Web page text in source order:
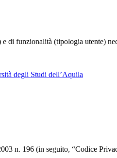
di funzionalità (tipologia utente)
degli Studi dell’Aquila
n. 196 (in seguito, “Codice